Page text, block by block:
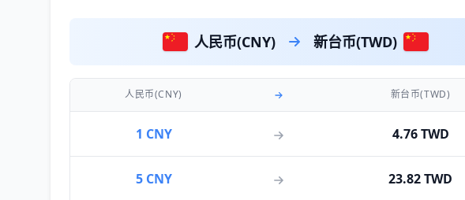
人民币(CNY) 新台币(TWD)
人民币(CNY) 新台币(TWD)
1 CNY 4.76 TWD
5 CNY 23.82 TWD